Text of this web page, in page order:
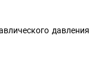
давления